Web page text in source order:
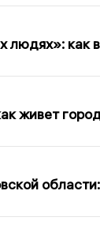
людях»: как
живет